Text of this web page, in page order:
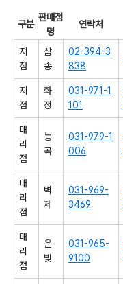
구분
판매점
명
연락처
지
점
삼
송
02-394-3
838
지
점
화
정
031-971-1
101
대
리
점
능
곡
031-979-1
006
대
리
점
벽
제
031-969-
3469
대
리
점
은
빛
031-965-
9100